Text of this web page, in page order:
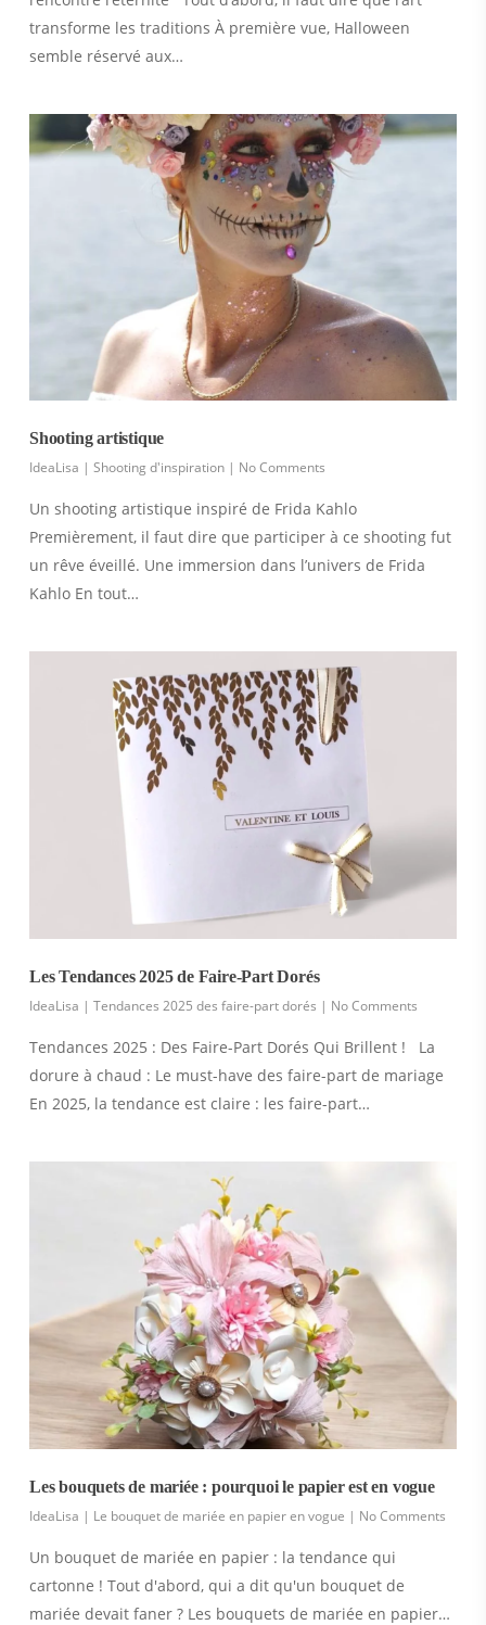
transforme les traditions À première vue, Halloween
semble réservé aux…
Shooting artistique
IdeaLisa | Shooting d'inspiration | No Comments
Un shooting artistique inspiré de Frida Kahlo
Premièrement, il faut dire que participer à ce shooting fut
un rêve éveillé. Une immersion dans l’univers de Frida
Kahlo En tout…
Les Tendances 2025 de Faire-Part Dorés
IdeaLisa | Tendances 2025 des faire-part dorés | No Comments
Tendances 2025 : Des Faire-Part Dorés Qui Brillent ! La
dorure à chaud : Le must-have des faire-part de mariage
En 2025, la tendance est claire : les faire-part…
Les bouquets de mariée : pourquoi le papier est en vogue
IdeaLisa | Le bouquet de mariée en papier en vogue | No Comments
Un bouquet de mariée en papier : la tendance qui
cartonne ! Tout d'abord, qui a dit qu'un bouquet de
mariée devait faner ? Les bouquets de mariée en papier…